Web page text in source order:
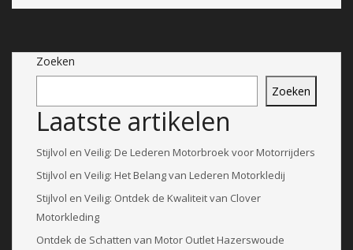
Zoeken
Zoeken
Laatste artikelen
Stijlvol en Veilig: De Lederen Motorbroek voor Motorrijders
Stijlvol en Veilig: Het Belang van Lederen Motorkledij
Stijlvol en Veilig: Ontdek de Kwaliteit van Clover
Motorkleding
Ontdek de Schatten van Motor Outlet Hazerswoude